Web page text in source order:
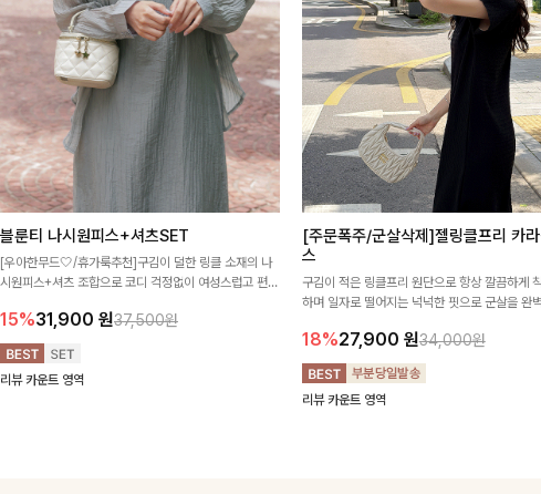
블룬티 나시원피스+셔츠SET
[우아한무드🤍/휴가룩추천]구김이 덜한 링클 소재의 나
시원피스+셔츠 조합으로 코디 걱정없이 여성스럽고 편안
15%31,900 원37,500원
리뷰 카운트 영역
[주문폭주/군살삭제]젤링클프리 카라
스
구김이 적은 링클프리 원단으로 항상 깔끔하게
하며 일자로 떨어지는 넉넉한 핏으로 군살을 완
18%27,900 원34,000원
리뷰 카운트 영역